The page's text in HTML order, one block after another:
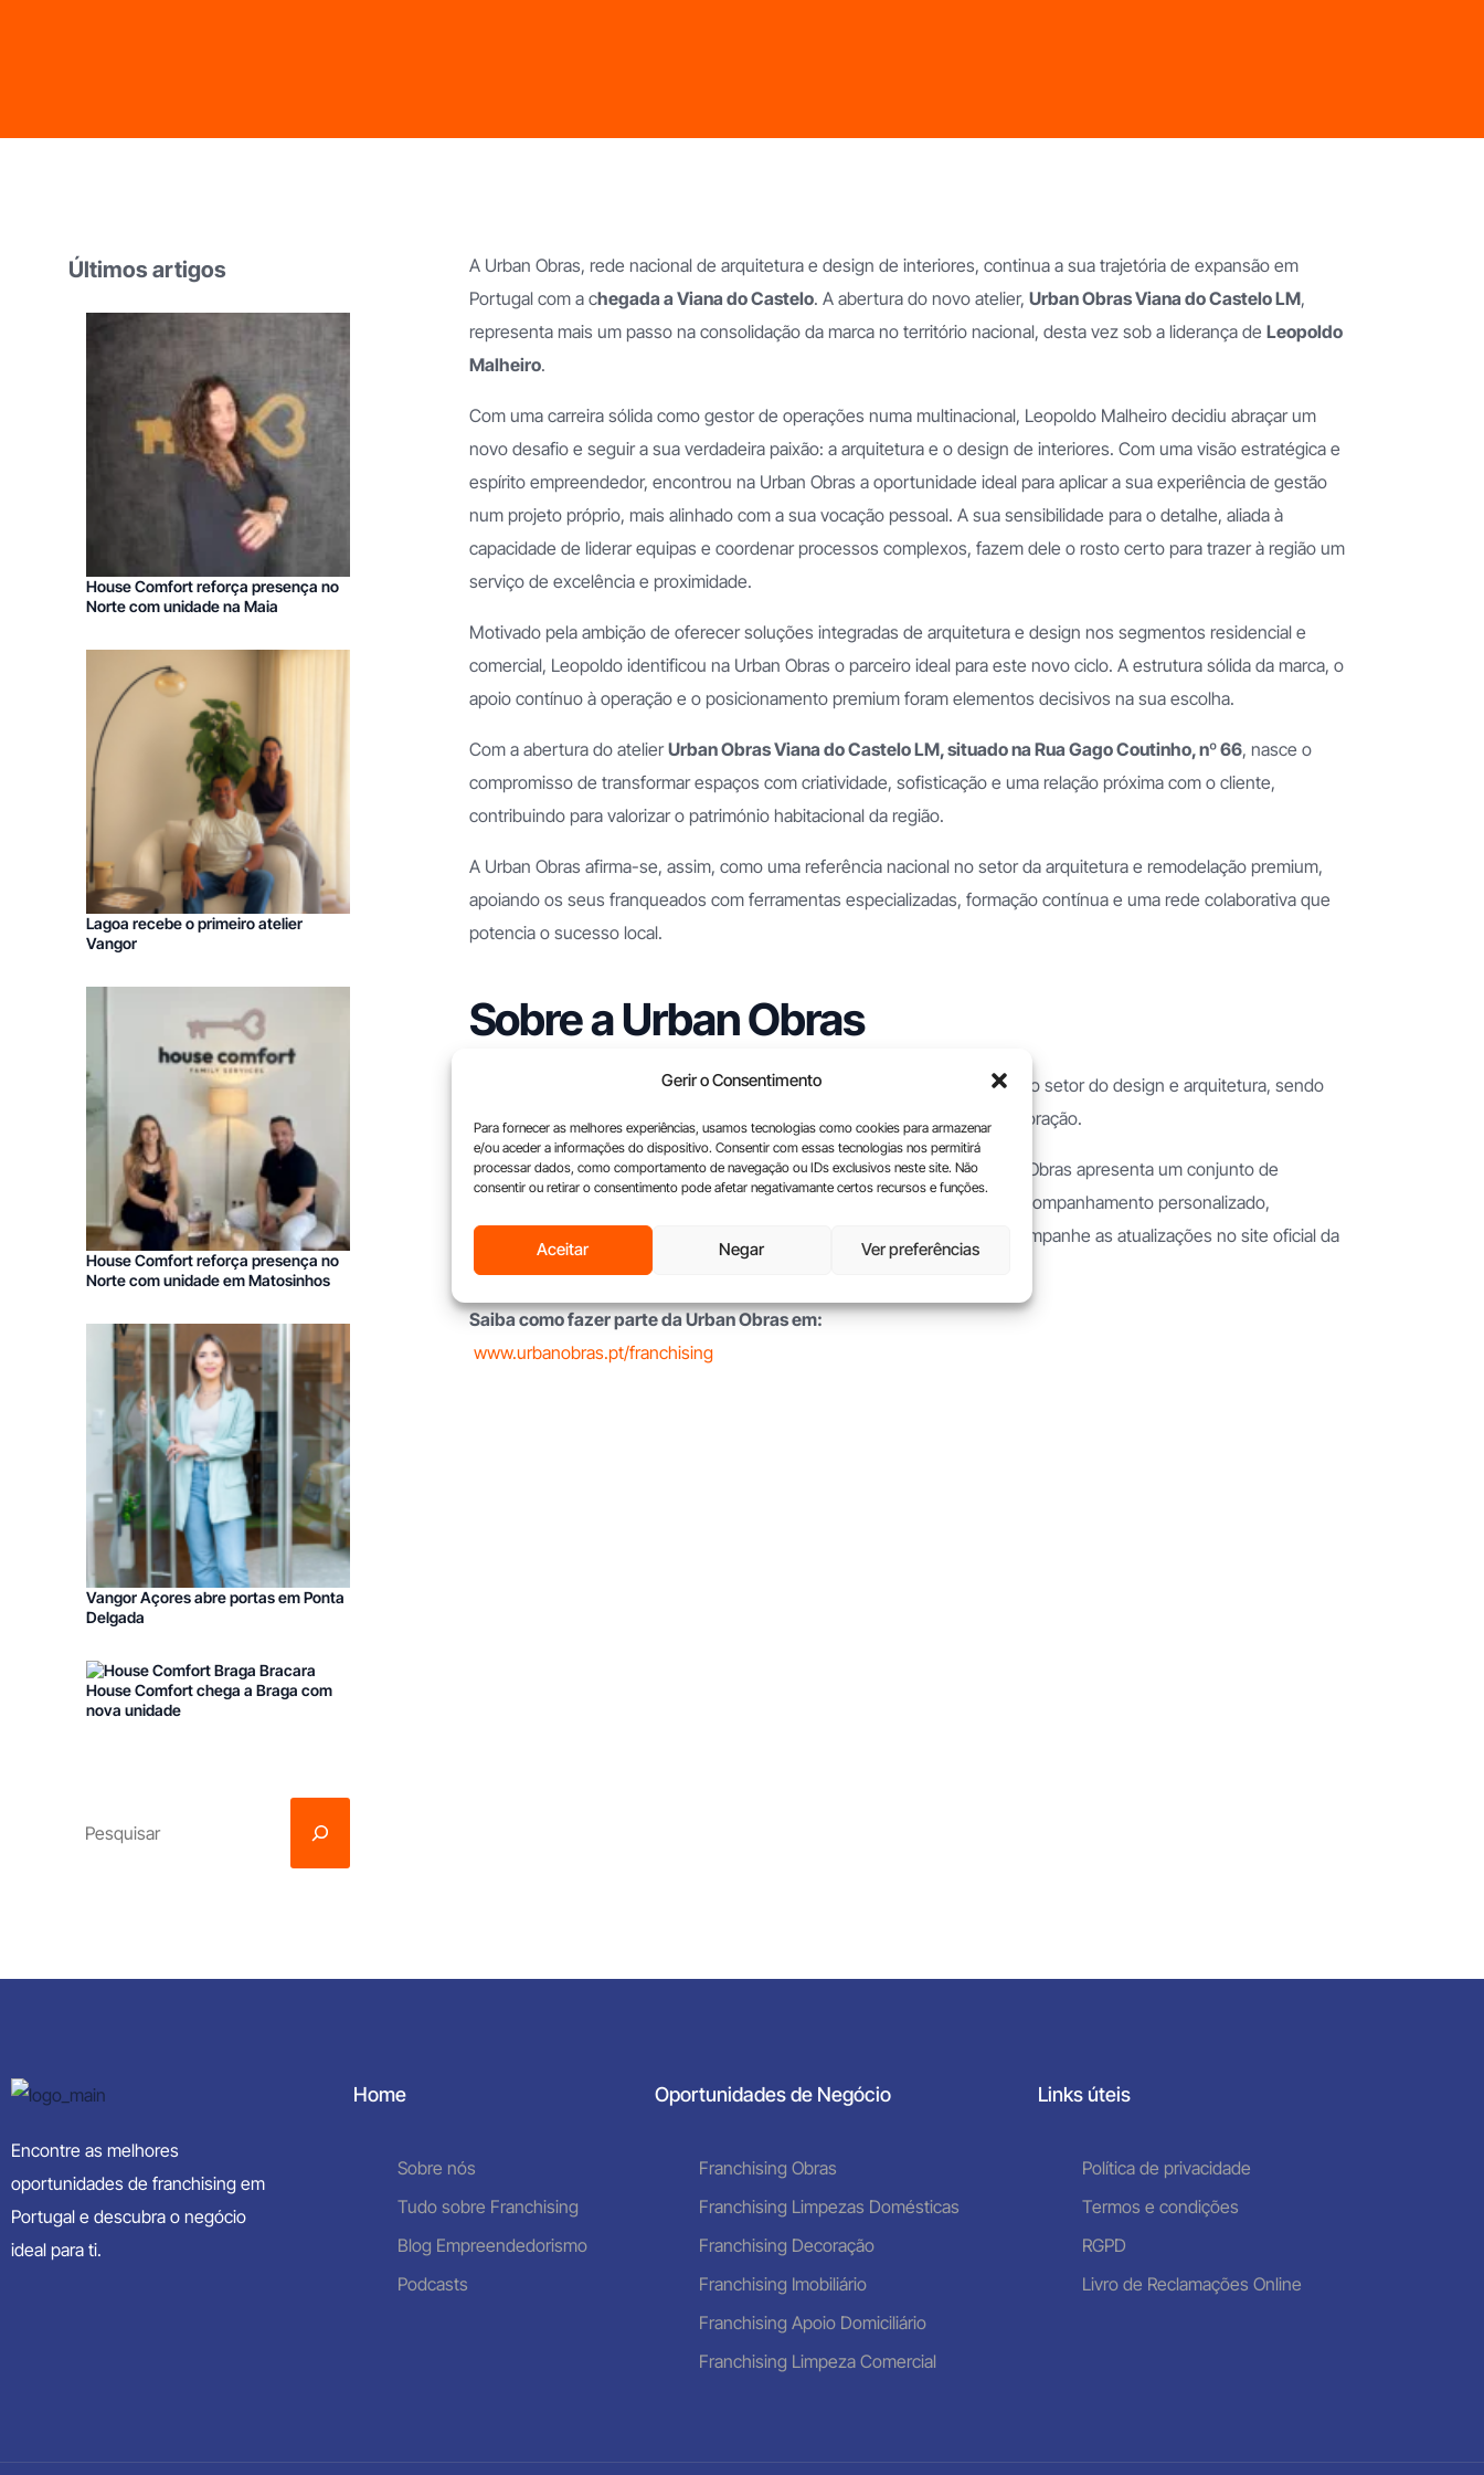
Gerir o Consentimento
Para fornecer as melhores experiências, usamos tecnologias como cookies para armazenar
e/ou aceder a informações do dispositivo. Consentir com essas tecnologias nos permitirá
processar dados, como comportamento de navegação ou IDs exclusivos neste site. Não
consentir ou retirar o consentimento pode afetar negativamante certos recursos e funções.
Aceitar Negar Ver preferências
Franchising Imobiliário
Franchising Limpezas Comerciais
A Urban Obras, rede nacional de arquitetura e design de interiores, continua a sua trajetória de expansão em
Portugal com a chegada a Viana do Castelo. A abertura do novo atelier, Urban Obras Viana do Castelo LM,
representa mais um passo na consolidação da marca no território nacional, desta vez sob a liderança de Leopoldo
Malheiro.
Com uma carreira sólida como gestor de operações numa multinacional, Leopoldo Malheiro decidiu abraçar um
novo desafio e seguir a sua verdadeira paixão: a arquitetura e o design de interiores. Com uma visão estratégica e
espírito empreendedor, encontrou na Urban Obras a oportunidade ideal para aplicar a sua experiência de gestão
num projeto próprio, mais alinhado com a sua vocação pessoal. A sua sensibilidade para o detalhe, aliada à
capacidade de liderar equipas e coordenar processos complexos, fazem dele o rosto certo para trazer à região um
serviço de excelência e proximidade.
Motivado pela ambição de oferecer soluções integradas de arquitetura e design nos segmentos residencial e
comercial, Leopoldo identificou na Urban Obras o parceiro ideal para este novo ciclo. A estrutura sólida da marca, o
apoio contínuo à operação e o posicionamento premium foram elementos decisivos na sua escolha.
Com a abertura do atelierUrban Obras Viana do Castelo LM, situado na Rua Gago Coutinho, nº 66, nasce o
compromisso de transformar espaços com criatividade, sofisticação e uma relação próxima com o cliente,
contribuindo para valorizar o património habitacional da região.
A Urban Obras afirma-se, assim, como uma referência nacional no setor da arquitetura e remodelação premium,
apoiando os seus franqueados com ferramentas especializadas, formação contínua e uma rede colaborativa que
potencia o sucesso local.
Sobre a Urban Obras
A Urban Obras, é uma rede nacional de ateliers franqueados que atuam no setor do design e arquitetura, sendo
especialistas em todo o tipo de obras, remodelações, reabilitações e decoração.
Com o apoio de equipas profissionais altamente especializados, a Urban Obras apresenta um conjunto de
valências inovadoras e integradas, distinguindo-se pelo atendimento e acompanhamento personalizado,
exclusividade, criatividade e profissionalismo. Para mais informações, acompanhe as atualizações no site oficial da
Urban Obras e nas redes sociais
Saiba como fazer parte da Urban Obras em:
www.urbanobras.pt/franchising
Últimos artigos
House Comfort reforça presença no
Norte com unidade na Maia
Lagoa recebe o primeiro atelier
Vangor
House Comfort reforça presença no
Norte com unidade em Matosinhos
Vangor Açores abre portas em Ponta
Delgada
House Comfort chega a Braga com
nova unidade
Encontre as melhores
oportunidades de franchising em
Portugal e descubra o negócio
ideal para ti.
Home
Sobre nós
Tudo sobre Franchising
Blog Empreendedorismo
Podcasts
Oportunidades de Negócio
Franchising Obras
Franchising Limpezas Domésticas
Franchising Decoração
Franchising Imobiliário
Franchising Apoio Domiciliário
Franchising Limpeza Comercial
Links úteis
Política de privacidade
Termos e condições
RGPD
Livro de Reclamações Online